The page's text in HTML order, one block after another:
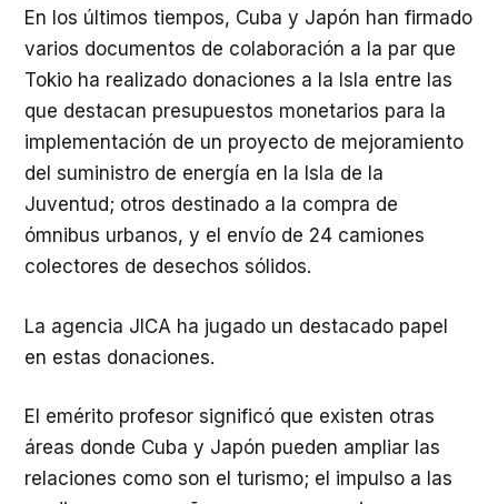
En los últimos tiempos, Cuba y Japón han firmado
varios documentos de colaboración a la par que
Tokio ha realizado donaciones a la Isla entre las
que destacan presupuestos monetarios para la
implementación de un proyecto de mejoramiento
del suministro de energía en la Isla de la
Juventud; otros destinado a la compra de
ómnibus urbanos, y el envío de 24 camiones
colectores de desechos sólidos.
La agencia JICA ha jugado un destacado papel
en estas donaciones.
El emérito profesor significó que existen otras
áreas donde Cuba y Japón pueden ampliar las
relaciones como son el turismo; el impulso a las